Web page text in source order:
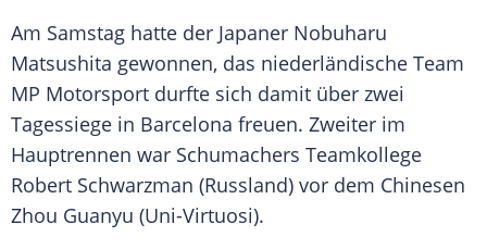
Am Samstag hatte der Japaner Nobuharu
Matsushita gewonnen, das niederländische Team
MP Motorsport durfte sich damit über zwei
Tagessiege in Barcelona freuen. Zweiter im
Hauptrennen war Schumachers Teamkollege
Robert Schwarzman (Russland) vor dem Chinesen
Zhou Guanyu (Uni-Virtuosi).